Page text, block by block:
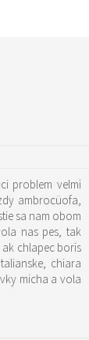
problem velmi
ambrocüofa,
sa nam obom
nas pes, tak
chlapec boris
chiara
micha a vola